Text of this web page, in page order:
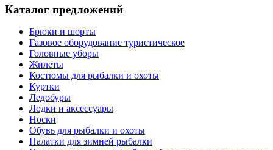
Каталог предложений
Брюки и шорты
Газовое оборудование туристическое
Головные уборы
Жилеты
Костюмы для рыбалки и охоты
Куртки
Ледобуры
Лодки и аксессуары
Носки
Обувь для рыбалки и охоты
Палатки для зимней рыбалки